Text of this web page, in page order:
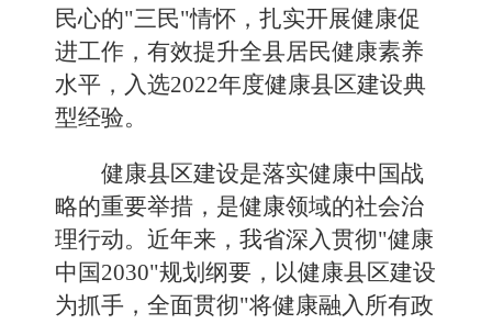
民心的"三民"情怀， 扎实开展健康促
进工作，有效提升全县居民健康素养
水平， 入选2022年度健康县区建设典
型经验。
健康县区建设是落实健康中国战
略的重要举措，是健康领域的社会治
理行动。 近年来， 我省深入贯彻"健康
中国2030"规划纲要，以健康县区建设
为抓手，全面贯彻"将健康融入所有政